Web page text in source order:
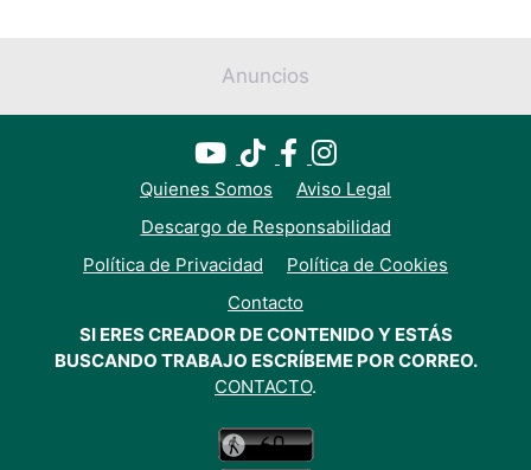
Anuncios
Quienes Somos
Aviso Legal
Descargo de Responsabilidad
Política de Privacidad
Política de Cookies
Contacto
SI ERES CREADOR DE CONTENIDO Y ESTÁS
BUSCANDO TRABAJO ESCRÍBEME POR CORREO.
CONTACTO.